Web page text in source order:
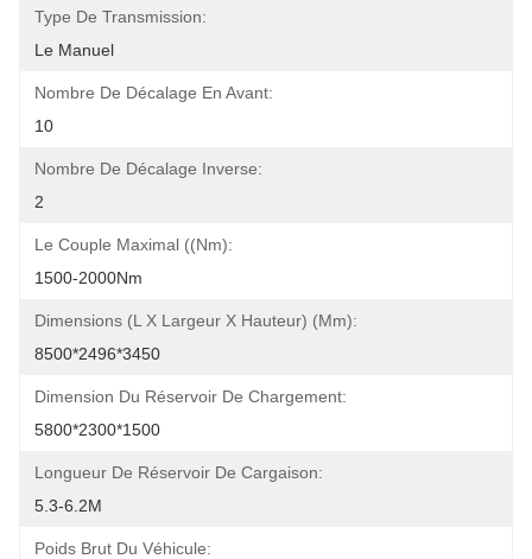
Type De Transmission:
Le Manuel
Nombre De Décalage En Avant:
10
Nombre De Décalage Inverse:
2
Le Couple Maximal ((Nm):
1500-2000Nm
Dimensions (L X Largeur X Hauteur) (mm):
8500*2496*3450
Dimension Du Réservoir De Chargement:
5800*2300*1500
Longueur De Réservoir De Cargaison:
5.3-6.2M
Poids Brut Du Véhicule: